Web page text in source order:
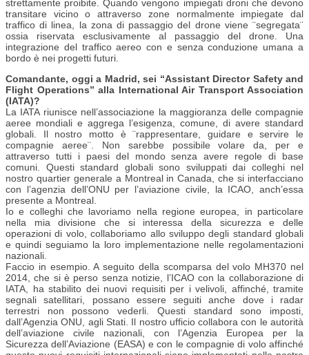
strettamente proibite. Quando vengono impiegati droni che devono
transitare vicino o attraverso zone normalmente impiegate dal
traffico di linea, la zona di passaggio del drone viene ¨segregata¨
ossia riservata esclusivamente al passaggio del drone. Una
integrazione del traffico aereo con e senza conduzione umana a
bordo è nei progetti futuri.
Comandante, oggi a Madrid, sei “Assistant Director Safety and
Flight Operations” alla International Air Transport Association
(IATA)?
La IATA riunisce nell’associazione la maggioranza delle compagnie
aeree mondiali e aggrega l’esigenza, comune, di avere standard
globali. Il nostro motto è ¨rappresentare, guidare e servire le
compagnie aeree¨. Non sarebbe possibile volare da, per e
attraverso tutti i paesi del mondo senza avere regole di base
comuni. Questi standard globali sono sviluppati dai colleghi nel
nostro quartier generale a Montreal in Canada, che si interfacciano
con l’agenzia dell’ONU per l’aviazione civile, la ICAO, anch’essa
presente a Montreal.
Io e colleghi che lavoriamo nella regione europea, in particolare
nella mia divisione che si interessa della sicurezza e delle
operazioni di volo, collaboriamo allo sviluppo degli standard globali
e quindi seguiamo la loro implementazione nelle regolamentazioni
nazionali.
Faccio in esempio. A seguito della scomparsa del volo MH370 nel
2014, che si è perso senza notizie, l’ICAO con la collaborazione di
IATA, ha stabilito dei nuovi requisiti per i velivoli, affinché, tramite
segnali satellitari, possano essere seguiti anche dove i radar
terrestri non possono vederli. Questi standard sono imposti,
dall’Agenzia ONU, agli Stati. Il nostro ufficio collabora con le autorità
dell’aviazione civile nazionali, con l’Agenzia Europea per la
Sicurezza dell’Aviazione (EASA) e con le compagnie di volo affinché